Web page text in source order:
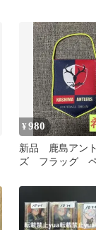
¥980
新品 鹿島アン
ズ フラッグ
ジョン4